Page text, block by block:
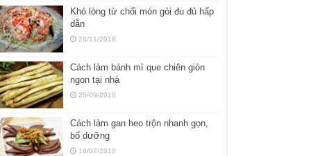
Khó lòng từ chối món gỏi đu đủ hấp
dẫn
28/11/2018
Cách làm bánh mì que chiên giòn
ngon tại nhà
25/09/2018
Cách làm gan heo trộn nhanh gọn,
bổ dưỡng
16/07/2018